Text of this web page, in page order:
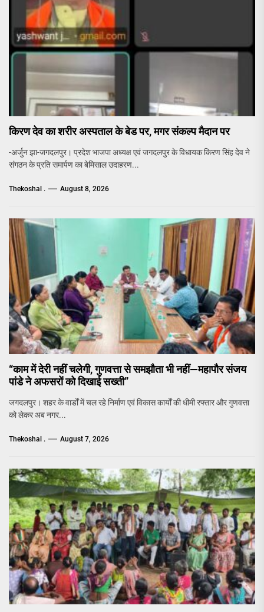
किरण देव का शरीर अस्पताल के बेड पर, मगर संकल्प मैदान पर
-अर्जुन झा-जगदलपुर। प्रदेश भाजपा अध्यक्ष एवं जगदलपुर के विधायक किरण सिंह देव ने
संगठन के प्रति समार्पण का बेमिसाल उदाहरण...
Thekoshal . August 8, 2026
“काम में देरी नहीं चलेगी, गुणवत्ता से समझौता भी नहीं—महापौर संजय
पांडे ने अफसरों को दिखाई सख्ती”
जगदलपुर। शहर के वार्डों में चल रहे निर्माण एवं विकास कार्यों की धीमी रफ्तार और गुणवत्ता
को लेकर अब नगर...
Thekoshal . August 7, 2026